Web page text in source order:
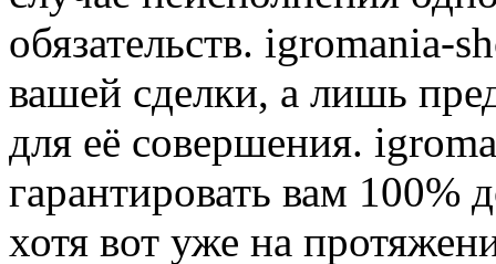
обязательств. igromania-
вашей сделки, а лишь
для её совершения.
гарантировать вам 100%
хотя вот уже на